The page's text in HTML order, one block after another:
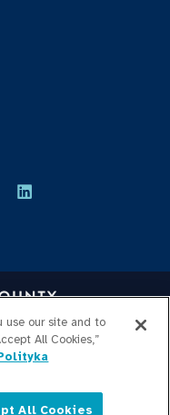
All Rights Reserved.
use our site and to
All Cookies,”
All Cookies